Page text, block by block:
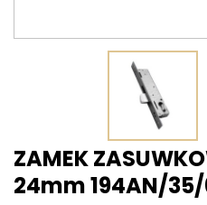
ZAMEK
24mm 194AN/